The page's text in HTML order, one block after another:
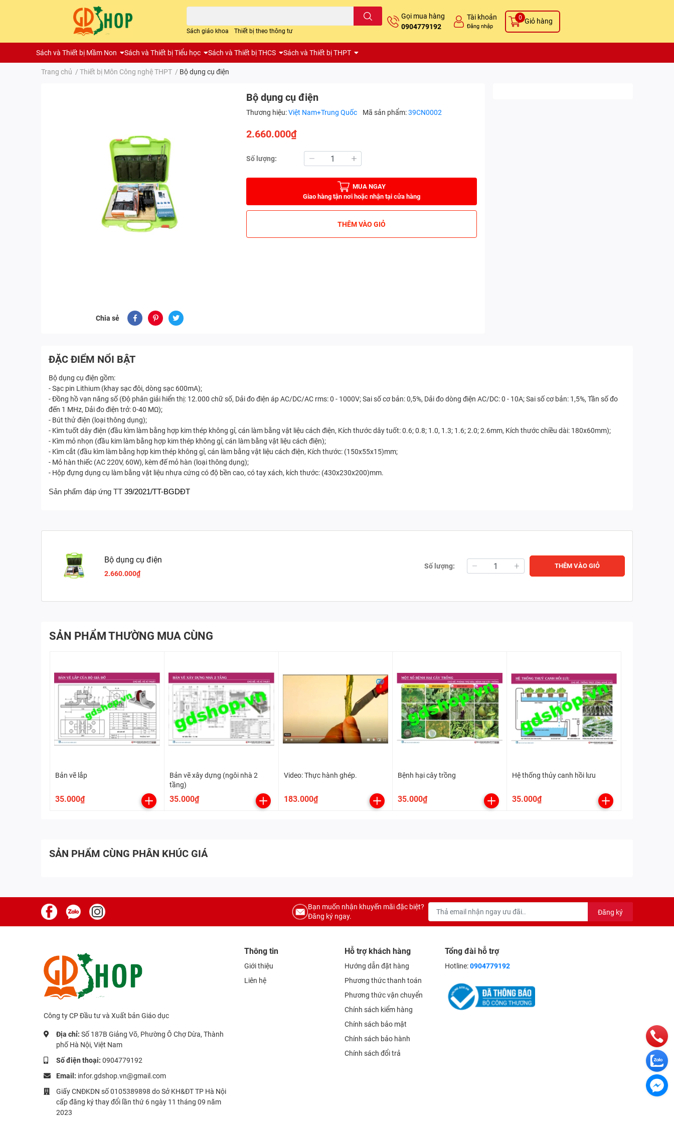
Sách giáo khoa Thiết bị theo thông tư
Gọi mua hàng
0904779192
Tài khoản
Đăng nhập
Giỏ hàng
0
Sách và Thiết bị Mầm Non Sách và Thiết bị Tiểu học Sách và Thiết bị THCS Sách và Thiết bị THPT
Trang chủ / Thiết bị Môn Công nghệ THPT / Bộ dụng cụ điện
Chia sẻ
Bộ dụng cụ điện
Thương hiệu:Việt Nam+Trung Quốc Mã sản phẩm:39CN0002
2.660.000₫
Số lượng:
MUA NGAY
Giao hàng tận nơi hoặc nhận tại cửa hàng
THÊM VÀO GIỎ
ĐẶC ĐIỂM NỔI BẬT
Bộ dụng cụ điện gồm:
- Sạc pin Lithium (khay sạc đôi, dòng sạc 600mA);
- Đồng hồ vạn năng số (Độ phân giải hiển thị: 12.000 chữ số, Dải đo điện áp AC/DC/AC rms: 0 - 1000V; Sai số cơ bản: 0,5%, Dải đo dòng điện AC/DC: 0 - 10A; Sai số cơ bản: 1,5%, Tần số đo
đến 1 MHz, Dải đo điện trở: 0-40 MΩ);
- Bút thử điện (loại thông dụng);
- Kìm tuốt dây điện (đầu kìm làm bằng hợp kim thép không gỉ, cán làm bằng vật liệu cách điện, Kích thước dây tuốt: 0.6; 0.8; 1.0, 1.3; 1.6; 2.0; 2.6mm, Kích thước chiều dài: 180x60mm);
- Kìm mỏ nhọn (đầu kim làm bằng hợp kim thép không gỉ, cán làm bằng vật liệu cách điện);
- Kìm cắt (đầu kìm làm bằng hợp kim thép không gỉ, cán làm bằng vật liệu cách điện, Kích thước: (150x55x15)mm;
- Mỏ hàn thiếc (AC 220V, 60W), kèm đế mỏ hàn (loại thông dụng);
- Hộp đựng dụng cụ làm bằng vật liệu nhựa cứng có độ bền cao, có tay xách, kích thước: (430x230x200)mm.
Sản phẩm đáp ứng TT 39/2021/TT-BGDĐT
Bộ dụng cụ điện
2.660.000₫
Số lượng: THÊM VÀO GIỎ
SẢN PHẨM THƯỜNG MUA CÙNG
Bản vẽ lắp
35.000₫
Bản vẽ xây dựng (ngôi nhà 2
tầng)
35.000₫
Video: Thực hành ghép.
183.000₫
Bệnh hại cây trồng
35.000₫
Hệ thống thủy canh hồi lưu
35.000₫
SẢN PHẨM CÙNG PHÂN KHÚC GIÁ
Bạn muốn nhận khuyến mãi đặc biệt?
Đăng ký ngay.
Đăng ký
Công ty CP Đầu tư và Xuất bản Giáo dục
Địa chỉ: Số 187B Giảng Võ, Phường Ô Chợ Dừa, Thành
phố Hà Nội, Việt Nam
Số điện thoại: 0904779192
Email: infor.gdshop.vn@gmail.com
Giấy CNĐKDN số 0105389898 do Sở KH&ĐT TP Hà Nội
cấp đăng ký thay đổi lần thứ 6 ngày 11 tháng 09 năm
2023
Thông tin
Giới thiệu
Liên hệ
Hỗ trợ khách hàng
Hướng dẫn đặt hàng
Phương thức thanh toán
Phương thức vận chuyển
Chính sách kiểm hàng
Chính sách bảo mật
Chính sách bảo hành
Chính sách đổi trả
Tổng đài hỗ trợ
Hotline:0904779192